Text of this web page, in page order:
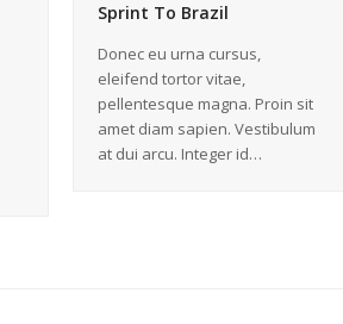
Sprint To Brazil
Donec eu urna cursus,
eleifend tortor vitae,
pellentesque magna. Proin sit
amet diam sapien. Vestibulum
at dui arcu. Integer id…